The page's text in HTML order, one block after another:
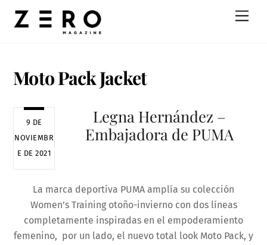
Moto Pack Jacket
9 DE
NOVIEMBR
E DE 2021
Legna Hernández –
Embajadora de PUMA
La marca deportiva PUMA amplía su colección
Women’s Training otoño-invierno con dos líneas
completamente inspiradas en el empoderamiento
femenino, por un lado, el nuevo total look Moto Pack, y